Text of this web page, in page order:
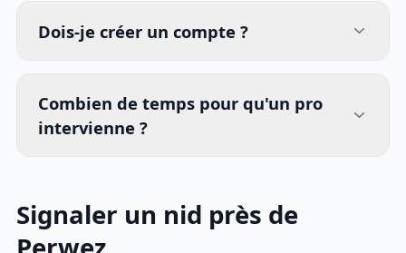
Dois-je créer un compte ?
Combien de temps pour qu'un pro
intervienne ?
Signaler un nid près de